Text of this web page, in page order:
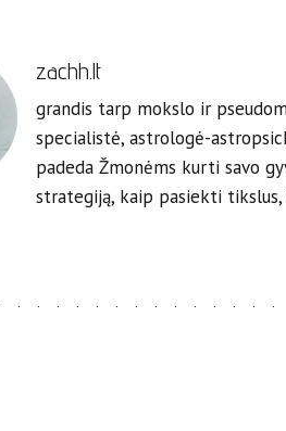
zachh.lt
grandis tarp mokslo ir
specialistė, astrologė-
padeda Žmonėms kurti savo
strategiją, kaip pasiekti